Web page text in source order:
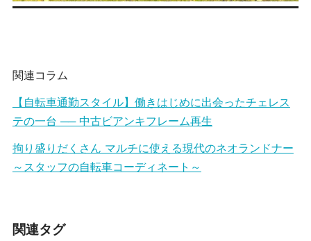
関連コラム
【自転車通勤スタイル】働きはじめに出会ったチェレス
テの一台 ── 中古ビアンキフレーム再生
拘り盛りだくさん マルチに使える現代のネオランドナー
～スタッフの自転車コーディネート～
関連タグ